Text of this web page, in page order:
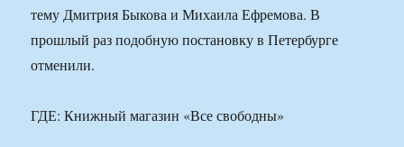
тему Дмитрия Быкова и Михаила Ефремова. В
прошлый раз подобную постановку в Петербурге
отменили.
ГДЕ: Книжный магазин «Все свободны»